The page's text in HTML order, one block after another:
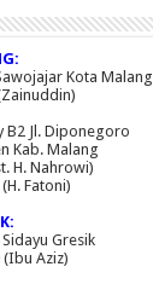
Kota Malang
B2 Jl. Diponegoro
Kab. Malang
H. Nahrowi)
Fatoni)
Gresik
Aziz)